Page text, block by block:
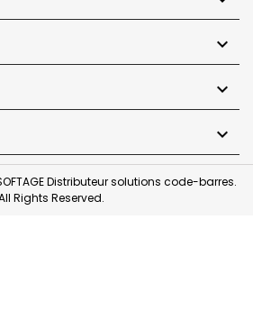



Distributeur solutions code-barres.
Rights Reserved.